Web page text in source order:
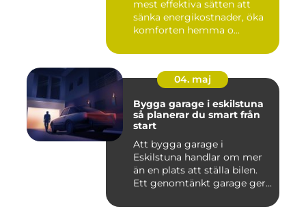
mest effektiva sätten att
sänka energikostnader, öka
komforten hemma o...
04. maj
Bygga garage i eskilstuna
så planerar du smart från
start
Att bygga garage i
Eskilstuna handlar om mer
än en plats att ställa bilen.
Ett genomtänkt garage ger...